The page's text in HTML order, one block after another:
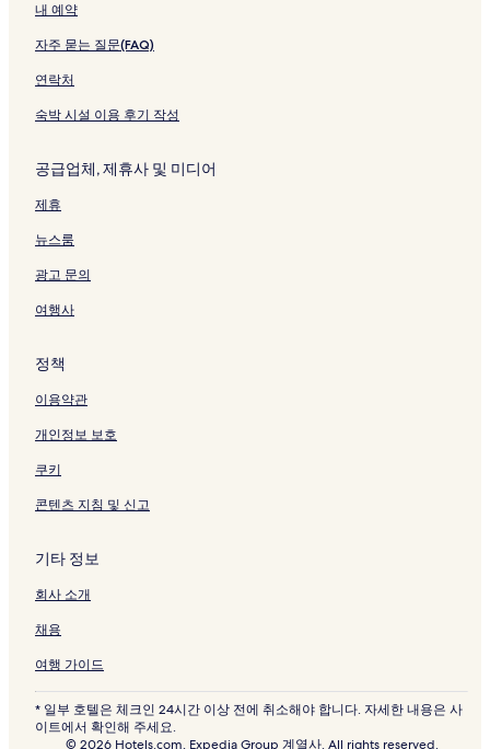
는
크
내 예약
자주 묻는 질문(FAQ)
연락처
숙박 시설 이용 후기 작성
공급업체, 제휴사 및 미디어
제휴
뉴스룸
광고 문의
여행사
정책
이용약관
개인정보 보호
쿠키
콘텐츠 지침 및 신고
기타 정보
회사 소개
채용
여행 가이드
* 일부 호텔은 체크인 24시간 이상 전에 취소해야 합니다. 자세한 내용은 사
이트에서 확인해 주세요.
© 2026 Hotels.com, Expedia Group 계열사. All rights reserved.